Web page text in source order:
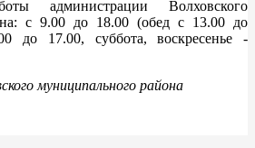
Волховского
с 9.00 до 18.00 (обед с 13.00 до
до 17.00, суббота, воскресенье -
муниципального района